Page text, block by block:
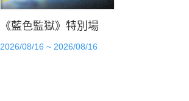
《藍色監獄》特別場
2026/08/16 ~ 2026/08/16